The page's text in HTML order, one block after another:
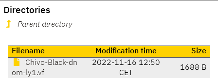
Directories
Parent directory
Filename Modification time
Size
Chivo-Black-dn
om-ly1.vf
2022-11-16 12:50
CET
1688 B